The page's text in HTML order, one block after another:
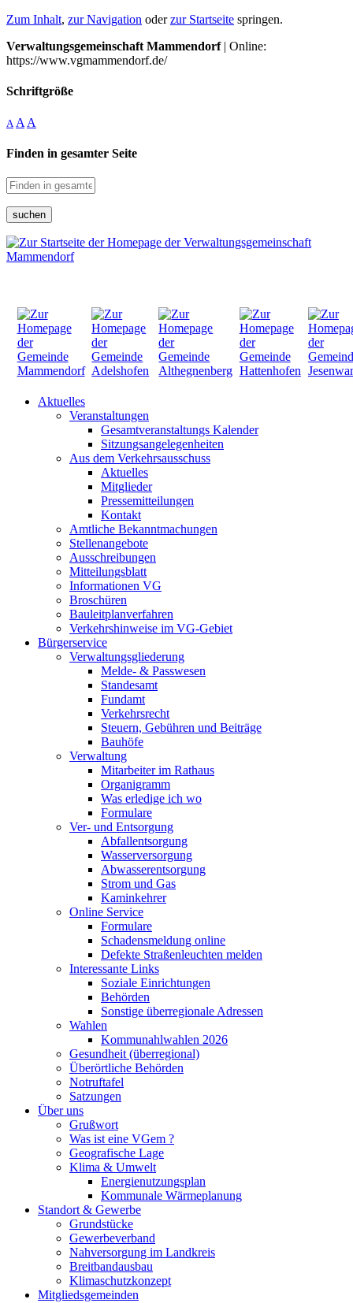
Zum Inhalt, zur Navigation oderzur Startseite springen.
Verwaltungsgemeinschaft Mammendorf| Online:
https://www.vgmammendorf.de/
Schriftgröße
A A A
Finden in gesamter Seite
suchen
Aktuelles
Veranstaltungen
Gesamtveranstaltungs Kalender
Sitzungsangelegenheiten
Aus dem Verkehrsausschuss
Aktuelles
Mitglieder
Pressemitteilungen
Kontakt
Amtliche Bekanntmachungen
Stellenangebote
Ausschreibungen
Mitteilungsblatt
Informationen VG
Broschüren
Bauleitplanverfahren
Verkehrshinweise im VG-Gebiet
Bürgerservice
Verwaltungsgliederung
Melde- & Passwesen
Standesamt
Fundamt
Verkehrsrecht
Steuern, Gebühren und Beiträge
Bauhöfe
Verwaltung
Mitarbeiter im Rathaus
Organigramm
Was erledige ich wo
Formulare
Ver- und Entsorgung
Abfallentsorgung
Wasserversorgung
Abwasserentsorgung
Strom und Gas
Kaminkehrer
Online Service
Formulare
Schadensmeldung online
Defekte Straßenleuchten melden
Interessante Links
Soziale Einrichtungen
Behörden
Sonstige überregionale Adressen
Wahlen
Kommunahlwahlen 2026
Gesundheit (überregional)
Überörtliche Behörden
Notruftafel
Satzungen
Über uns
Grußwort
Was ist eine VGem ?
Geografische Lage
Klima & Umwelt
Energienutzungsplan
Kommunale Wärmeplanung
Standort & Gewerbe
Grundstücke
Gewerbeverband
Nahversorgung im Landkreis
Breitbandausbau
Klimaschutzkonzept
Mitgliedsgemeinden